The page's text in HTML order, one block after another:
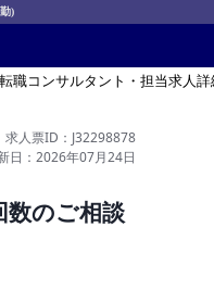
)
職コンサルタント・担当求人詳
求人票ID：J32298878
日：2026年07月24日
のご相談